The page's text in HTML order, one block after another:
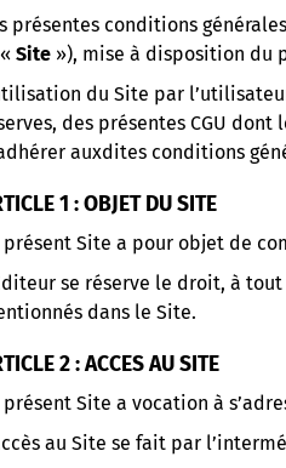
présentes conditions
Site »), mise à disposition du
du Site par
des présentes CGU
auxdites conditions
1 : OBJET DU SITE
présent Site a pour objet de
se réserve le droit, à
dans le Site.
2 : ACCES AU SITE
présent Site a vocation à
au Site se fait par